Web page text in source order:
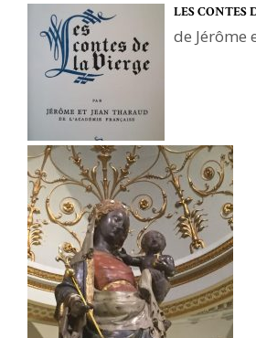
LES CONTES
de Jérôme